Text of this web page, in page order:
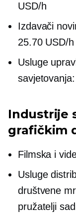
USD/h
Izdavači
25.70 USD/h
Usluge
Industrije
grafičkim
Filmska i
Usluge
društvene
pružatelji